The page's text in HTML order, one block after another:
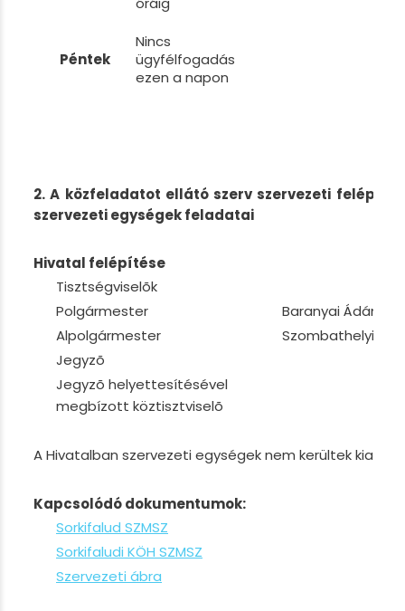
Péntek
Nincs
ügyfélfogadás
ezen a napon
2.A közfeladatot ellátó szerv szervezeti
szervezeti egységek feladatai
Hivatal felépítése
Tisztségviselõk
Polgármester
Baranyai Ádám
Alpolgármester
Szombathelyi
Jegyzõ
Jegyzõ helyettesítésével
megbízott köztisztviselõ
A Hivatalban szervezeti egységek nem kerültek
Kapcsolódó dokumentumok:
Sorkifalud SZMSZ
Sorkifaludi KÖH SZMSZ
Szervezeti ábra